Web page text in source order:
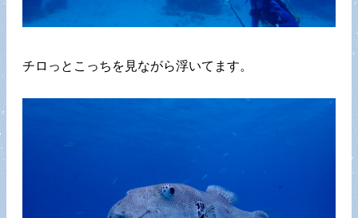
チロっとこっちを見ながら浮いてます。